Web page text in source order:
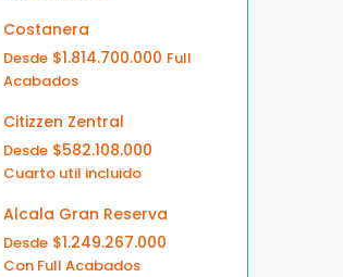
Costanera
Desde $1.814.700.000 Full
Acabados
Citizzen Zentral
Desde $582.108.000
Cuarto util incluido
Alcala Gran Reserva
Desde $1.249.267.000
Con Full Acabados